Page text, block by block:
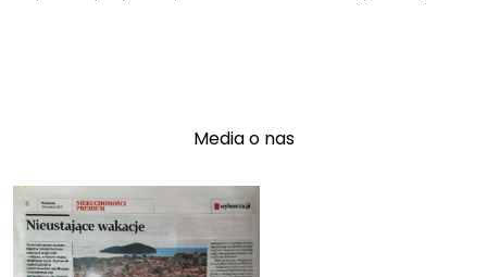
Media o nas